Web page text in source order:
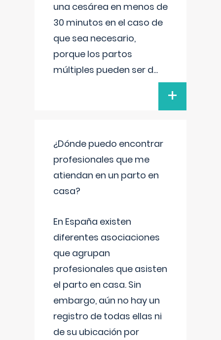
una cesárea en menos de
30 minutos en el caso de
que sea necesario,
porque los partos
múltiples pueden ser d...
+
¿Dónde puedo encontrar
profesionales que me
atiendan en un parto en
casa?
En España existen
diferentes asociaciones
que agrupan
profesionales que asisten
el parto en casa. Sin
embargo, aún no hay un
registro de todas ellas ni
de su ubicación por